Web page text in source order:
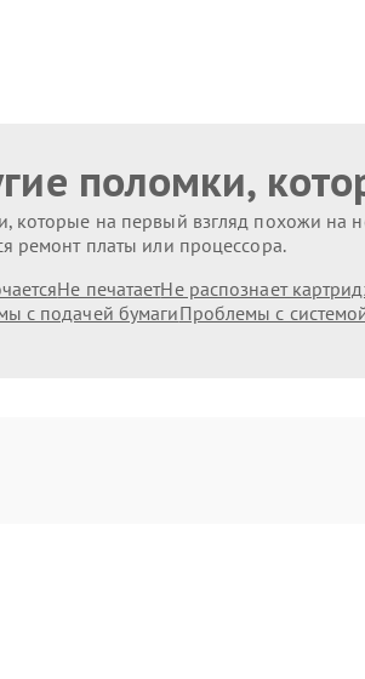
поломки,
которые на первый взгляд похожи на
ремонт платы или процессора.
Не печатаетНе распознает
с подачей бумагиПроблемы с